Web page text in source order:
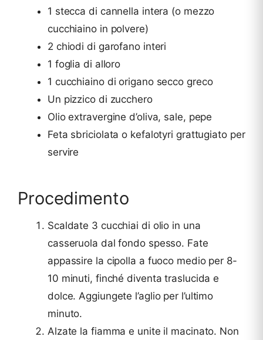
1 stecca di cannella intera (o mezzo
cucchiaino in polvere)
2 chiodi di garofano interi
1 foglia di alloro
1 cucchiaino di origano secco greco
Un pizzico di zucchero
Olio extravergine d’oliva, sale, pepe
Feta sbriciolata o kefalotyri grattugiato per
servire
Procedimento
Scaldate 3 cucchiai di olio in una
casseruola dal fondo spesso. Fate
appassire la cipolla a fuoco medio per 8-
10 minuti, finché diventa traslucida e
dolce. Aggiungete l’aglio per l’ultimo
minuto.
Alzate la fiamma e unite il macinato. Non